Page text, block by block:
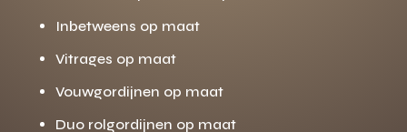
Inbetweens op maat
Vitrages op maat
Vouwgordijnen op maat
Duo rolgordijnen op maat